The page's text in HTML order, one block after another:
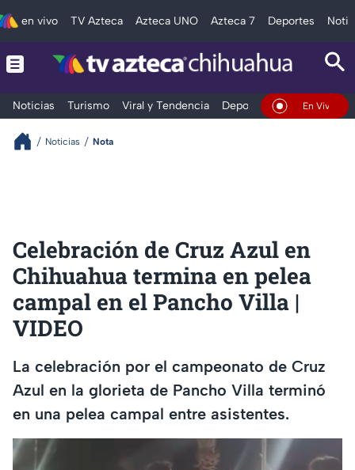
en vivo TV Azteca Azteca UNO Azteca 7 Deportes
Noticias Turismo Viral y Tendencia Deportes Espectáculos
En Vivo
Noticias Nota
Celebración de Cruz Azul en
Chihuahua termina en pelea
campal en el Pancho Villa |
VIDEO
La celebración por el campeonato de Cruz
Azul en la glorieta de Pancho Villa terminó
en una pelea campal entre asistentes.